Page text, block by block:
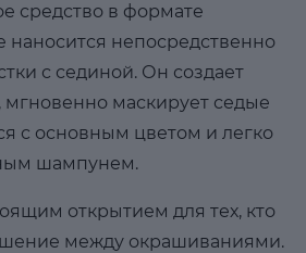
средство в формате
наносится непосредственно
с сединой. Он создает
мгновенно маскирует седые
с основным цветом и легко
шампунем.
открытием для тех, кто
между окрашиваниями.